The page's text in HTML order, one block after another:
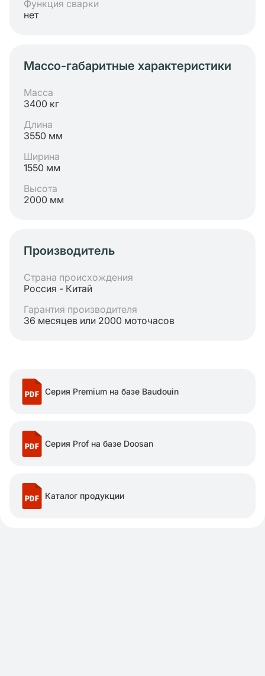
Функция сварки
нет
Массо-габаритные характеристики
Масса
3400 кг
Длина
3550 мм
Ширина
1550 мм
Высота
2000 мм
Производитель
Страна происхождения
Россия - Китай
Гарантия производителя
36 месяцев или 2000 моточасов
Серия Premium на базе Baudouin
Серия Prof на базе Doosan
Каталог продукции